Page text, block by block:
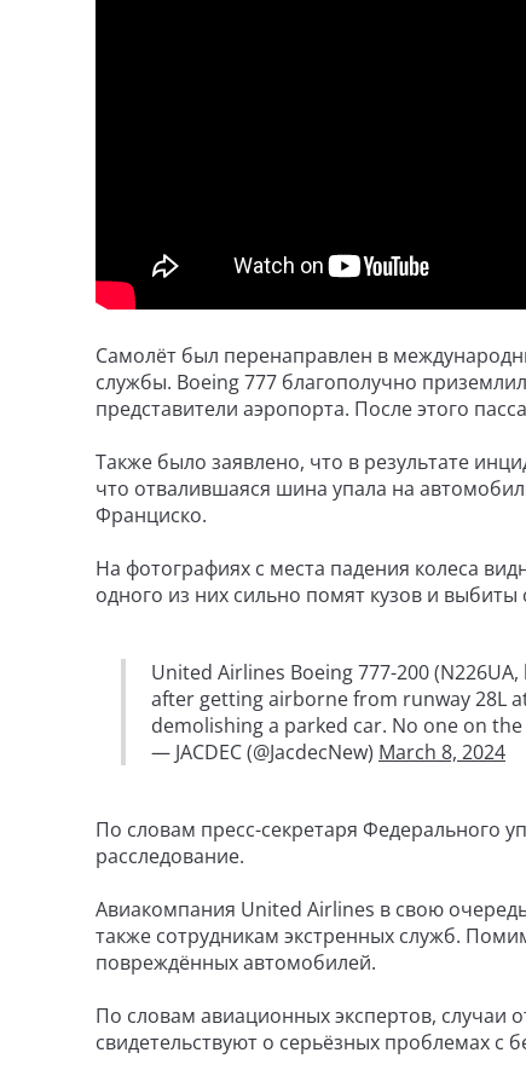
Самолёт был перенаправлен в
службы. Boeing 777 благополучно
представители аэропорта. После этого
Также было заявлено, что в результате
что отвалившаяся шина упала на
Франциско.
На фотографиях с места падения колеса
одного из них сильно помят кузов и
United Airlines Boeing 777-200
after getting airborne from runway 28L
demolishing a parked car. No one on
— JACDEC (@JacdecNew) March 8, 2024
По словам пресс-секретаря Федерального
расследование.
Авиакомпания United Airlines в свою
также сотрудникам экстренных служб.
повреждённых автомобилей.
По словам авиационных экспертов,
свидетельствуют о серьёзных проблемах с